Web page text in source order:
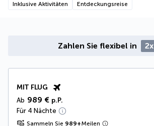
Inklusive Aktivitäten Entdeckungsreise
Zahlen Sie flexibel in 2x
MIT FLUG
Ab 989 € p.P.
Für 4 Nächte
Sammeln Sie 989+Meilen